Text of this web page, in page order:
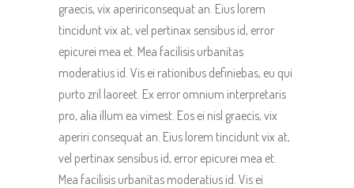
graecis, vix apeririconsequat an. Eius lorem
tincidunt vix at, vel pertinax sensibus id, error
epicurei mea et. Mea facilisis urbanitas
moderatius id. Vis ei rationibus definiebas, eu qui
purto zril laoreet. Ex error omnium interpretaris
pro, alia illum ea vimest. Eos ei nisl graecis, vix
aperiri consequat an. Eius lorem tincidunt vix at,
vel pertinax sensibus id, error epicurei mea et.
Mea facilisis urbanitas moderatius id. Vis ei